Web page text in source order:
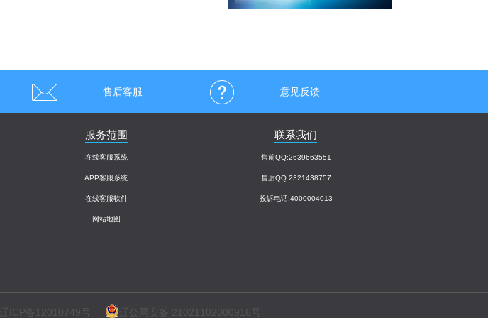
售后客服 意见反馈
服务范围
在线客服系统
APP客服系统
在线客服软件
网站地图
联系我们
售前QQ:2639663551
售后QQ:2321438757
投诉电话:4000004013
辽ICP备12010749号 辽公网安备 21021102000916号